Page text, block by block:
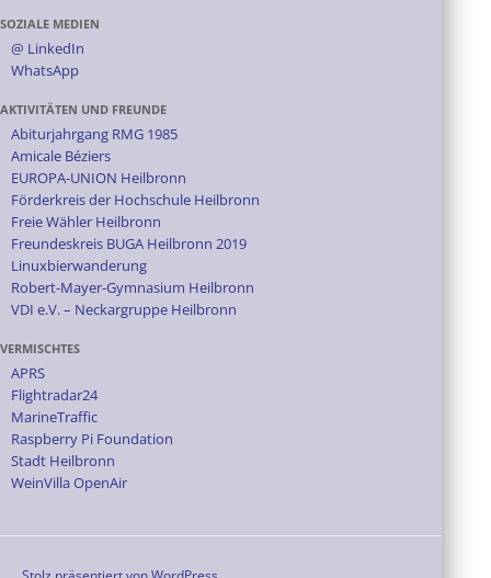
SOZIALE MEDIEN
@ LinkedIn
WhatsApp
AKTIVITÄTEN UND FREUNDE
Abiturjahrgang RMG 1985
Amicale Béziers
EUROPA-UNION Heilbronn
Förderkreis der Hochschule Heilbronn
Freie Wähler Heilbronn
Freundeskreis BUGA Heilbronn 2019
Linuxbierwanderung
Robert-Mayer-Gymnasium Heilbronn
VDI e.V. – Neckargruppe Heilbronn
VERMISCHTES
APRS
Flightradar24
MarineTraffic
Raspberry Pi Foundation
Stadt Heilbronn
WeinVilla OpenAir